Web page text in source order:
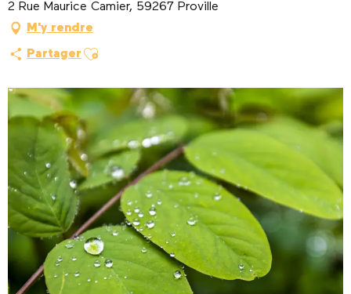
2 Rue Maurice Camier, 59267 Proville
M'y rendre
Partager Ajouter aux favoris